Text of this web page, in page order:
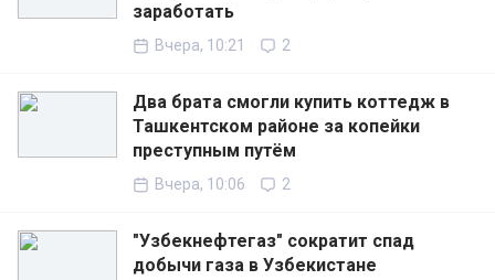
заработать
Вчера, 10:21 2
Два брата смогли купить коттедж в
Ташкентском районе за копейки
преступным путём
Вчера, 10:06 2
"Узбекнефтегаз" сократит спад
добычи газа в Узбекистане